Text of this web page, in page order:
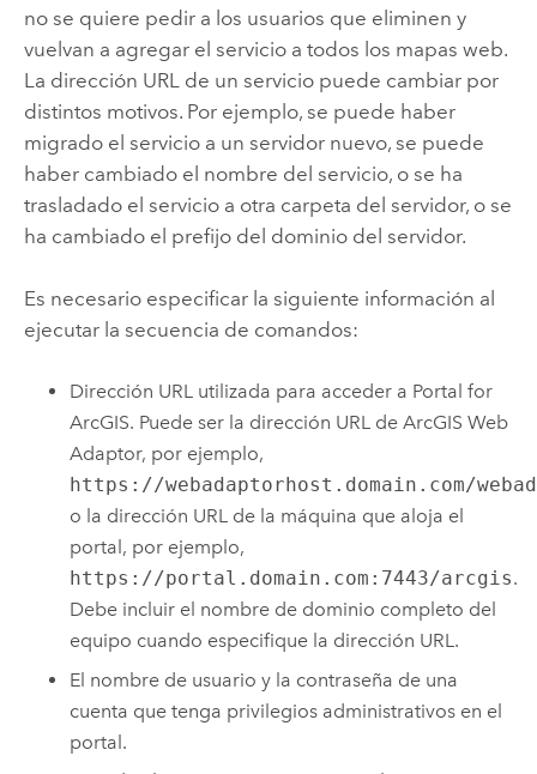
no se quiere pedir a los usuarios que eliminen y
vuelvan a agregar el servicio a todos los mapas web.
La dirección URL de un servicio puede cambiar por
distintos motivos. Por ejemplo, se puede haber
migrado el servicio a un servidor nuevo, se puede
haber cambiado el nombre del servicio, o se ha
trasladado el servicio a otra carpeta del servidor, o se
ha cambiado el prefijo del dominio del servidor.
Es necesario especificar la siguiente información al
ejecutar la secuencia de comandos:
Dirección URL utilizada para acceder a Portal for
ArcGIS. Puede ser la dirección URL deArcGIS Web
Adaptor, por ejemplo,
https://webadaptorhost.domain.com/
o la dirección URL de la máquina que aloja el
portal, por ejemplo,
https://portal.domain.com:7443/arcgis.
Debe incluir el nombre de dominio completo del
equipo cuando especifique la dirección URL.
El nombre de usuario y la contraseña de una
cuenta que tenga privilegios administrativos en el
portal.